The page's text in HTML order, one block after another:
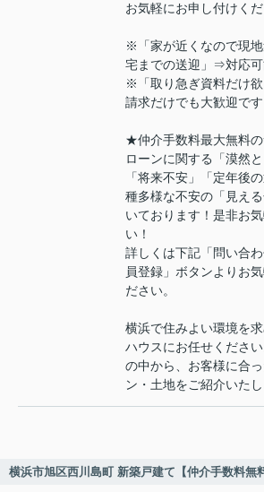
お気軽にお申し付けくだ
※「家が近くなので現
宅までの送迎」⇒対応可
※「取り急ぎ資料だけ
請求だけでも大歓迎です
★仲介手数料最大無料
ローンに関する「漠然
「将来不安」「定年後
種多様な不安の「見え
いております！是非お
い！
詳しくは下記「問い合
員登録」ボタンよりお
ださい。
横浜で住みよい環境を
ハウスにお任せくださ
の中から、お客様に合
ン・土地をご紹介いたし
横浜市旭区西川島町 新築戸建て【仲介手数料無